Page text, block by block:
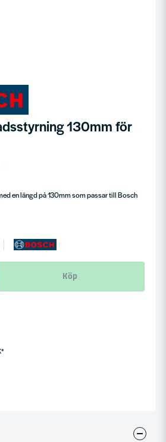
130mm för
en längd på 130mm som passar till Bosch
Köp